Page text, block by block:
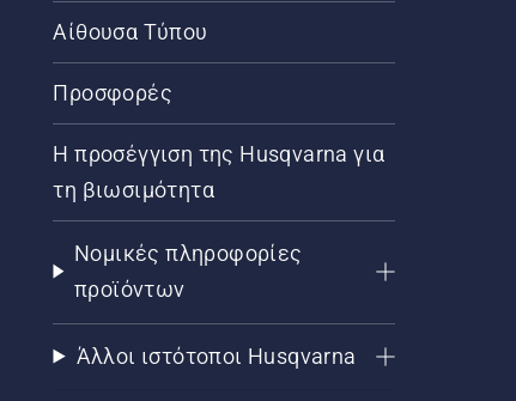
Αίθουσα Τύπου
Προσφορές
Η προσέγγιση της Husqvarna για
τη βιωσιμότητα
Νομικές πληροφορίες
προϊόντων
Άλλοι ιστότοποι Husqvarna